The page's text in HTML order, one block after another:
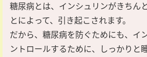
糖尿病とは、インシュリンがきちん
とによって、引き起こされます。
だから、糖尿病を防ぐためにも、イ
ントロールするために、しっかりと